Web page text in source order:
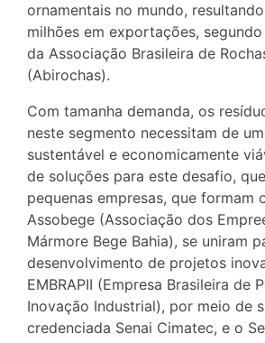
ornamentais no mundo,
milhões em exportações,
da Associação Brasileira de
(Abirochas).
Com tamanha demanda, os
neste segmento necessitam de
sustentável e economicamente
de soluções para este desafio,
pequenas empresas, que formam
Assobege (Associação dos
Mármore Bege Bahia), se uniram
desenvolvimento de projetos
EMBRAPII (Empresa Brasileira de
Inovação Industrial), por meio de
credenciada Senai Cimatec, e o